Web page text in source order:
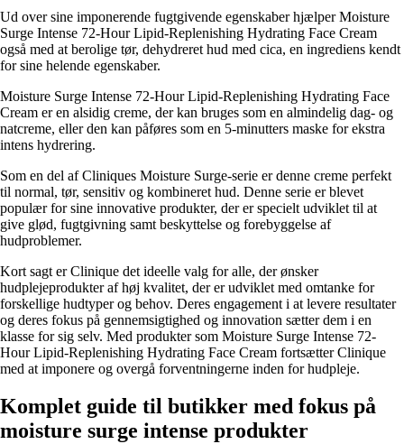
Ud over sine imponerende fugtgivende egenskaber hjælper Moisture
Surge Intense 72-Hour Lipid-Replenishing Hydrating Face Cream
også med at berolige tør, dehydreret hud med cica, en ingrediens kendt
for sine helende egenskaber.
Moisture Surge Intense 72-Hour Lipid-Replenishing Hydrating Face
Cream er en alsidig creme, der kan bruges som en almindelig dag- og
natcreme, eller den kan påføres som en 5-minutters maske for ekstra
intens hydrering.
Som en del af Cliniques Moisture Surge-serie er denne creme perfekt
til normal, tør, sensitiv og kombineret hud. Denne serie er blevet
populær for sine innovative produkter, der er specielt udviklet til at
give glød, fugtgivning samt beskyttelse og forebyggelse af
hudproblemer.
Kort sagt er Clinique det ideelle valg for alle, der ønsker
hudplejeprodukter af høj kvalitet, der er udviklet med omtanke for
forskellige hudtyper og behov. Deres engagement i at levere resultater
og deres fokus på gennemsigtighed og innovation sætter dem i en
klasse for sig selv. Med produkter som Moisture Surge Intense 72-
Hour Lipid-Replenishing Hydrating Face Cream fortsætter Clinique
med at imponere og overgå forventningerne inden for hudpleje.
Komplet guide til butikker med fokus på
moisture surge intense produkter